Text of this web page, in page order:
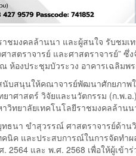
ชมงคลล้านนา และผู้สนใจ รับชมเ
าสตราจารย์ และศาสตราจารย์”
องประชุมบัวระวง อาคารเฉลิมพร
นับสนุนให้คณาจารย์พัฒนาศักยภา
าศาสตร์ วิจัยและนวัตกรรม (ก.พ.
ทยาลัยเทคโนโลยีราชมงคลล้านน
ทธนา ขำสุวรรณ์ ศาสตราจารย์ด้า
คนิค และประสบการณ์ในการจัดท
และ พ.ศ. 2568 เพื่อให้ผู้เข้า